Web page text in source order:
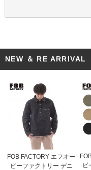
NEW ＆ RE ARRIVAL
FOB FACTORY エフオー
ビーファクトリー デニ
ビ